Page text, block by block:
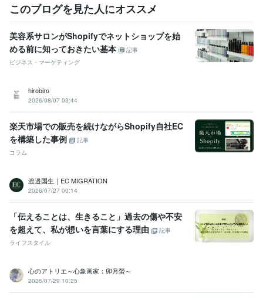
このブログを見た人にオススメ
美容系サロンがShopifyでネットショップを始
める前に知っておきたい基本
記事
ビジネス・マーケティング
hirobiro
2026/08/07 03:44
楽天市場での販売を続けながらShopify自社EC
を構築した事例
記事
コラム
渡邉国生｜EC MIGRATION
2026/07/27 00:14
「伝えることは、生きること」過去の傷や不安
を超えて、私が想いを言葉にする理由
記事
ライフスタイル
心のアトリエ～心象画家：卯月螢～
2026/07/29 10:25